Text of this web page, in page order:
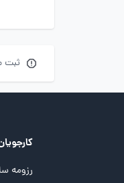
ثبت
رزومه